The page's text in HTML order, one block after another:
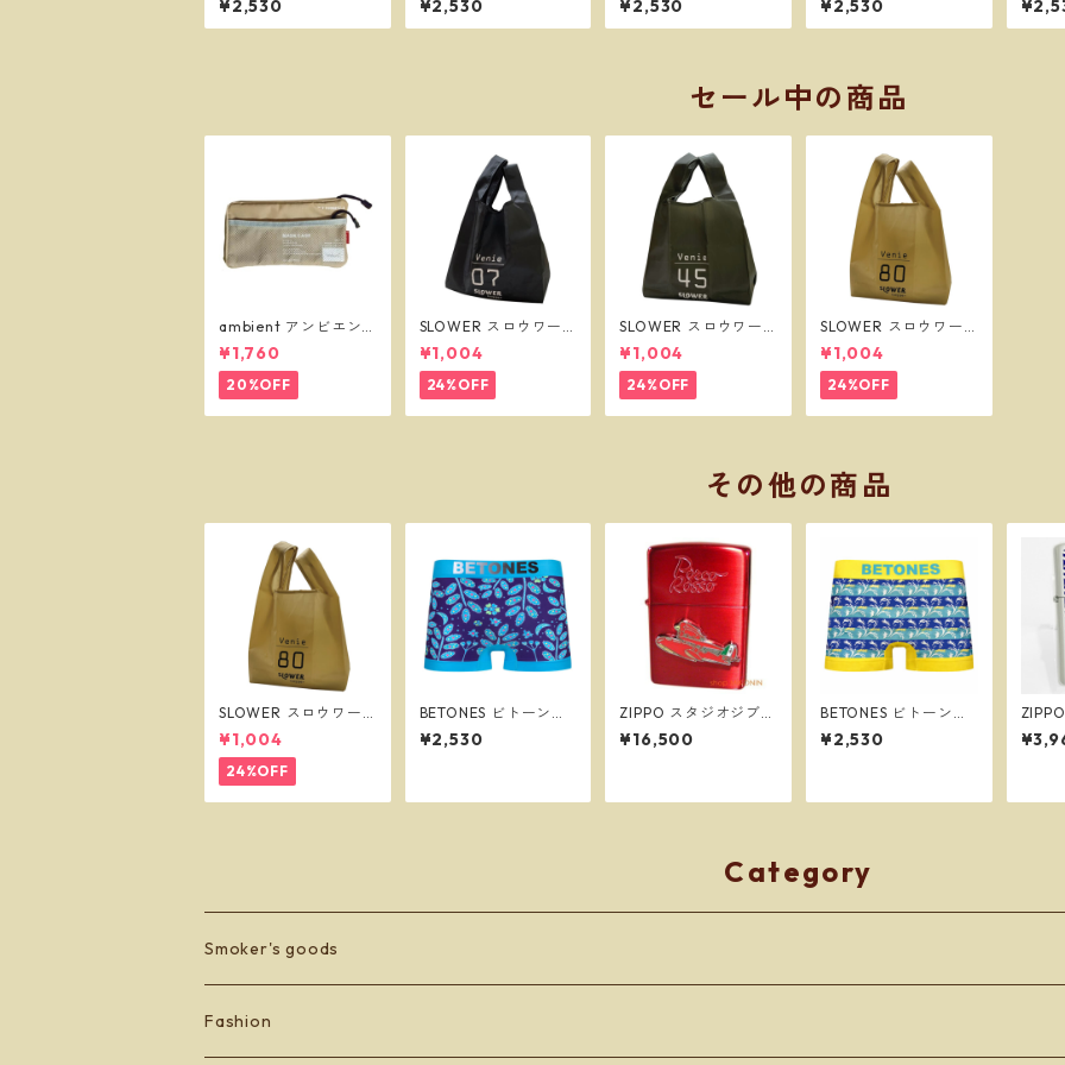
ズ フリーサイズ ボク
サーパンツ ※ネコポス
¥2,530
フリーサイズ ボクサー
パンツ ※ネコポスで送
¥2,530
ンズ フリーサイズ ボ
クサーパンツ ※ネコポ
¥2,530
ズ フリーサイズ ボク
サーパンツ ※ネコポス
¥2,530
フリ
パン
セール中の商品
ambient アンビエン
ト マスクケース ベー
ジュ
¥1,760
20%OFF
SLOWER スロウワー
ショッパーバッグ ビー
ニー L ブラック SLW2
55
¥1,004
24%OFF
SLOWER スロウワー
ショッパーバッグ ビー
ニー L オリーブ SLW2
57
¥1,004
24%OFF
SLOWER スロウワー
ショッパーバッグ ビー
ニー L サンド SLW256
¥1,004
24%OFF
その他の商品
SLOWER スロウワー
ショッパーバッグ ビー
ニー L サンド SLW256
¥1,004
24%OFF
BETONES ビトーンズ
DEEP SEA BLUE メン
ズ フリーサイズ ボク
¥2,530
ZIPPO スタジオジブリ
紅の豚 ポルコ 赤 2 サ
ボイア NZ-24 ジッポ
¥16,500
BETONES ビトーンズ
SPRAY YELLOW メン
ズ フリーサイズ ボク
¥2,530
様 ホ
柄 ジ
Category
Smoker's goods
zippo
Fashion